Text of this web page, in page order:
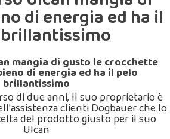
di energia ed ha il
mangia di gusto le crocchette
di energia ed ha il pelo
brillantissimo
di due anni, Il suo proprietario è
clienti Dogbauer che lo
del prodotto giusto per il suo
Ulcan